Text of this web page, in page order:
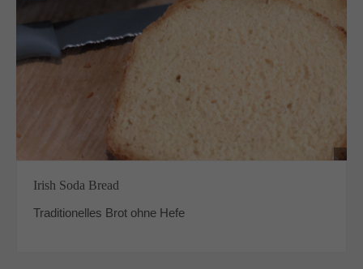
Irish Soda Bread
Traditionelles Brot ohne Hefe